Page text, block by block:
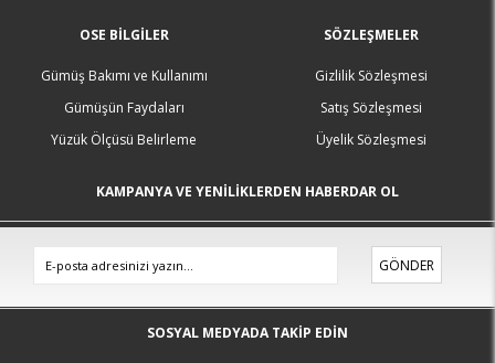
OSE BILGILER
Gümüş Bakımı ve Kullanımı
Gümüşün Faydaları
Yüzük Ölçüsü Belirleme
SÖZLEŞMELER
Gizlilik Sözleşmesi
Satış Sözleşmesi
Üyelik Sözleşmesi
KAMPANYA VE YENİLİKLERDEN HABERDAR OL
GÖNDER
SOSYAL MEDYADA TAKİP EDİN